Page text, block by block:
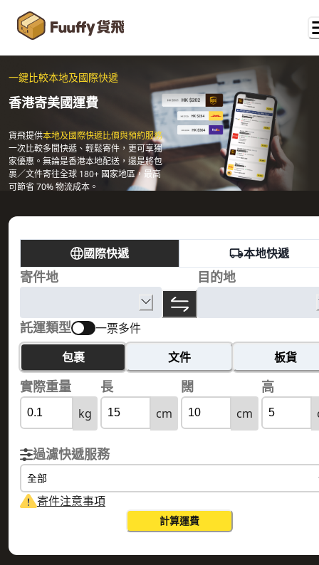
一鍵比較本地及國際快遞
香港寄美國運費
貨飛提供本地及國際快遞比價與預約服務
一次比較多間快遞、輕鬆寄件，更可享獨
家優惠。無論是香港本地配送，還是將包
裹／文件寄往全球 180+ 國家地區，最高
可節省 70% 物流成本。
國際快遞 本地快遞
寄件地 目的地
託運類型 一票多件
包裹 文件 板貨
實際重量 長 闊 高
kg cm cm
過濾快遞服務
全部
寄件注意事項
計算運費